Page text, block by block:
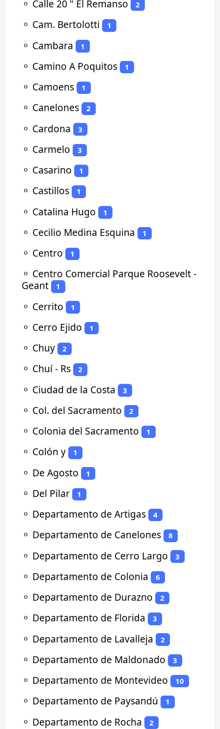
⚬ Calle 20 " El Remanso 2
⚬ Cam. Bertolotti 1
⚬ Cambara 1
⚬ Camino A Poquitos 1
⚬ Camoens 1
⚬ Canelones 2
⚬ Cardona 3
⚬ Carmelo 3
⚬ Casarino 1
⚬ Castillos 1
⚬ Catalina Hugo 1
⚬ Cecilio Medina Esquina 1
⚬ Centro 1
⚬ Centro Comercial Parque Roosevelt -
Geant
1
⚬ Cerrito 1
⚬ Cerro Ejido 1
⚬ Chuy 2
⚬ Chuí - Rs 2
⚬ Ciudad de la Costa 3
⚬ Col. del Sacramento 2
⚬ Colonia del Sacramento 1
⚬ Colón y 1
⚬ De Agosto 1
⚬ Del Pilar 1
⚬ Departamento de Artigas 4
⚬ Departamento de Canelones 8
⚬ Departamento de Cerro Largo 3
⚬ Departamento de Colonia 6
⚬ Departamento de Durazno 2
⚬ Departamento de Florida 3
⚬ Departamento de Lavalleja 2
⚬ Departamento de Maldonado 3
⚬ Departamento de Montevideo 10
⚬ Departamento de Paysandú 1
⚬ Departamento de Rocha 2